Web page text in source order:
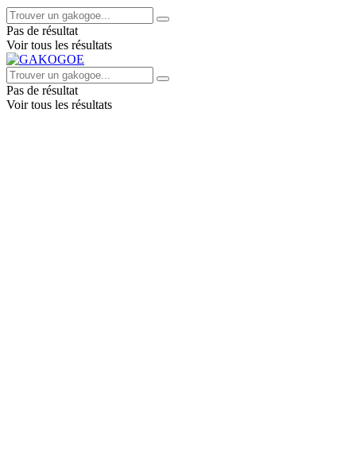
Pas de résultat
Voir tous les résultats
Pas de résultat
Voir tous les résultats